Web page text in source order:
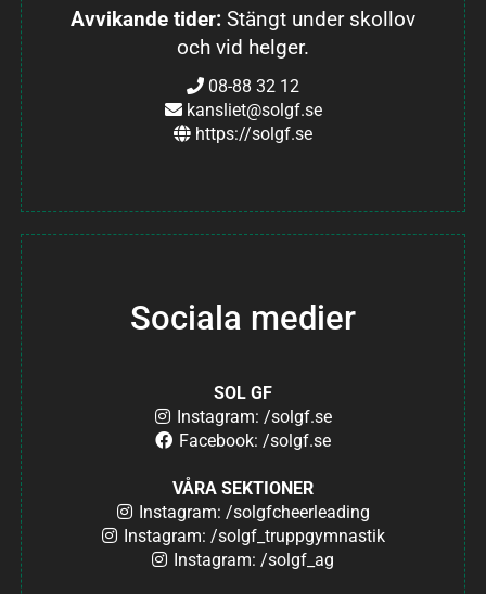
Avvikande tider: Stängt under skollov
och vid helger.
08-88 32 12
kansliet@solgf.se
https://solgf.se
Sociala medier
SOL GF
Instagram: /solgf.se
Facebook: /solgf.se
VÅRA SEKTIONER
Instagram: /solgfcheerleading
Instagram: /solgf_truppgymnastik
Instagram: /solgf_ag